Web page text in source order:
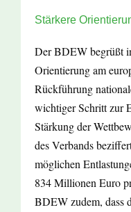
Stärkere
Der BDEW begrüßt
Orientierung am
Rückführung
wichtiger Schritt zur
Stärkung der
des Verbands
möglichen
834 Millionen Euro
BDEW zudem, dass